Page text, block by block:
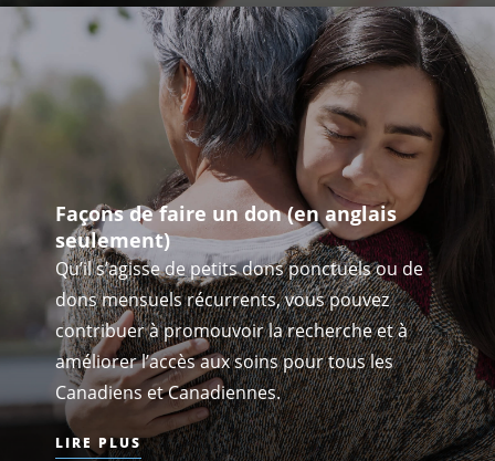
Façons de faire un don (en anglais
seulement)
Qu’il s’agisse de petits dons ponctuels ou de
dons mensuels récurrents, vous pouvez
contribuer à promouvoir la recherche et à
améliorer l’accès aux soins pour tous les
Canadiens et Canadiennes.
LIRE PLUS